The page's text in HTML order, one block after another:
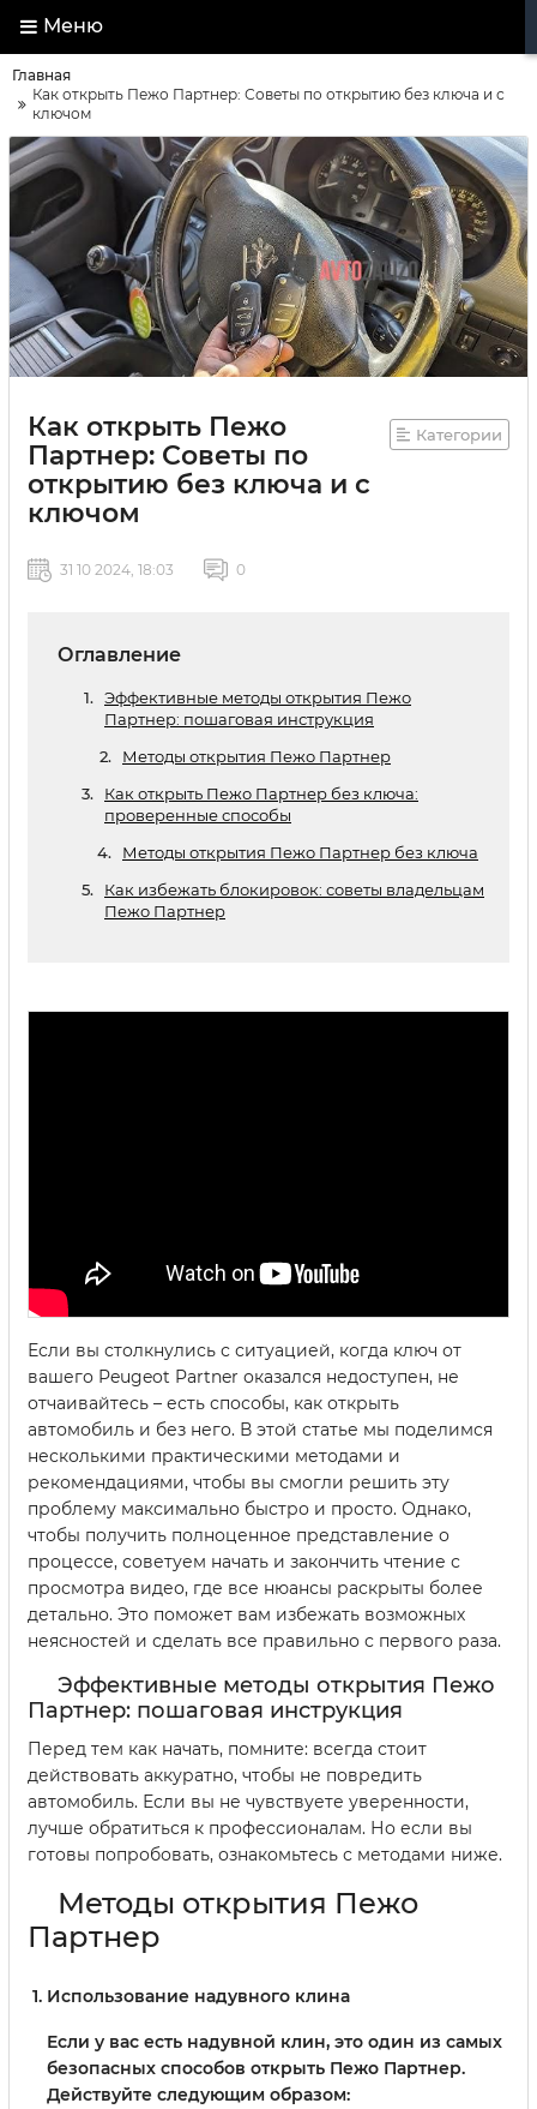
Меню
Главная
Как открыть Пежо Партнер: Советы по открытию без ключа и с
ключом
Как открыть Пежо
Партнер: Советы по
открытию без ключа и с
ключом
Категории
31 10 2024, 18:03 0
Оглавление
Эффективные методы открытия Пежо
Партнер: пошаговая инструкция
Методы открытия Пежо Партнер
Как открыть Пежо Партнер без ключа:
проверенные способы
Методы открытия Пежо Партнер без ключа
Как избежать блокировок: советы владельцам
Пежо Партнер
Если вы столкнулись с ситуацией, когда ключ от
вашего Peugeot Partner оказался недоступен, не
отчаивайтесь – есть способы, как открыть
автомобиль и без него. В этой статье мы поделимся
несколькими практическими методами и
рекомендациями, чтобы вы смогли решить эту
проблему максимально быстро и просто. Однако,
чтобы получить полноценное представление о
процессе, советуем начать и закончить чтение с
просмотра видео, где все нюансы раскрыты более
детально. Это поможет вам избежать возможных
неясностей и сделать все правильно с первого раза.
Эффективные методы открытия Пежо
Партнер: пошаговая инструкция
Перед тем как начать, помните: всегда стоит
действовать аккуратно, чтобы не повредить
автомобиль. Если вы не чувствуете уверенности,
лучше обратиться к профессионалам. Но если вы
готовы попробовать, ознакомьтесь с методами ниже.
Методы открытия Пежо
Партнер
Использование надувного клина
Если у вас есть надувной клин, это один из самых
безопасных способов открыть Пежо Партнер.
Действуйте следующим образом: